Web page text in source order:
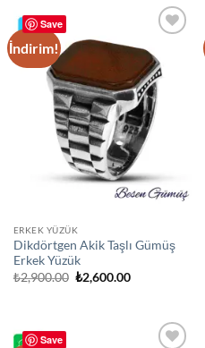
Save
İndirim!
wishlist
ERKEK YÜZÜK
Dikdörtgen Akik Taşlı Gümüş
Erkek Yüzük
₺2,900.00 Orijinal
fiyat:
₺2,600.00Şu
Save